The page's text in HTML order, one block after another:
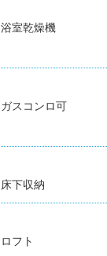
浴室乾燥機
ガスコンロ可
床下収納
ロフト